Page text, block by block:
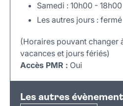
Samedi : 10h00 - 18h00
Les autres jours : fermé
(Horaires pouvant changer
vacances et jours fériés)
Accès PMR : Oui
+
−
Les autres